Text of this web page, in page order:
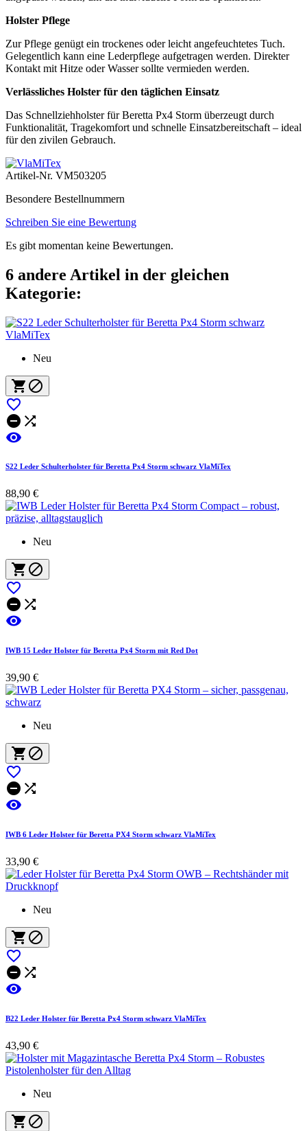
Holster Pflege
Zur Pflege genügt ein trockenes oder leicht angefeuchtetes Tuch.
Gelegentlich kann eine Lederpflege aufgetragen werden. Direkter
Kontakt mit Hitze oder Wasser sollte vermieden werden.
Verlässliches Holster für den täglichen Einsatz
Das Schnellziehholster für Beretta Px4 Storm überzeugt durch
Funktionalität, Tragekomfort und schnelle Einsatzbereitschaft – ideal
für den zivilen Gebrauch.
Artikel-Nr. VM503205
Besondere Bestellnummern
Schreiben Sie eine Bewertung
Es gibt momentan keine Bewertungen.
6 andere Artikel in der gleichen
Kategorie:
Neu
 

 

S22 Leder Schulterholster für Beretta Px4 Storm schwarz VlaMiTex
88,90 €
Neu
 

 

IWB 15 Leder Holster für Beretta Px4 Storm mit Red Dot
39,90 €
Neu
 

 

IWB 6 Leder Holster für Beretta PX4 Storm schwarz VlaMiTex
33,90 €
Neu
 

 

B22 Leder Holster für Beretta Px4 Storm schwarz VlaMiTex
43,90 €
Neu
 